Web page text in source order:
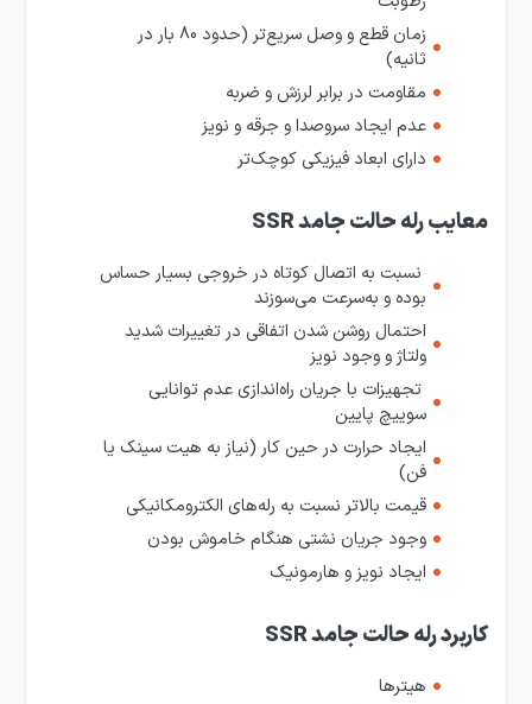
زمان قطع و وصل سریع‌تر (حدود 80 بار در
ثانیه)
مقاومت در برابر لرزش و ضربه
عدم ایجاد سروصدا و جرقه و نویز
دارای ابعاد فیزیکی کوچک‌تر
معایب رله حالت ‌جامد SSR
نسبت به اتصال کوتاه در خروجی بسیار حساس
بوده و به‌سرعت می‌سوزند
احتمال روشن شدن اتفاقی در تغییرات شدید
ولتاژ و وجود نویز
تجهیزات با جریان راه‌اندازی عدم توانایی
سوییچ پایین
ایجاد حرارت در حین کار (نیاز به هیت سینک یا
فن)
قیمت بالاتر نسبت به رله‌های الکترومکانیکی
وجود جریان نشتی هنگام خاموش بودن
ایجاد نویز و هارمونیک
کاربردرله حالت‌ جامد SSR
هیترها